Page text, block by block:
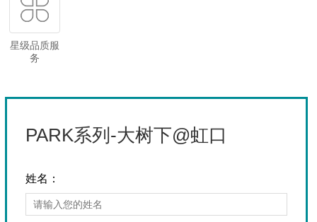
星级品质服
务
PARK系列-大树下@虹口
姓名：